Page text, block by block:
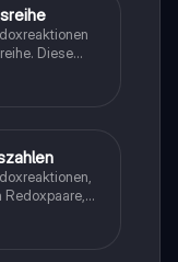
Diese
Konzepte wie
von
bietet